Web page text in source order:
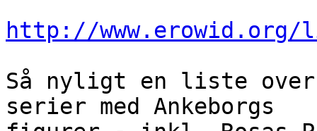
http://www.erowid.org/
Så nyligt en liste
serier med Ankeborgs